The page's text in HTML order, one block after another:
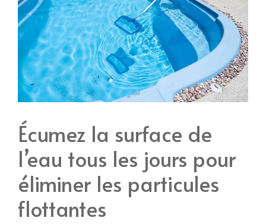
Écumez la surface de
l’eau tous les jours pour
éliminer les particules
flottantes